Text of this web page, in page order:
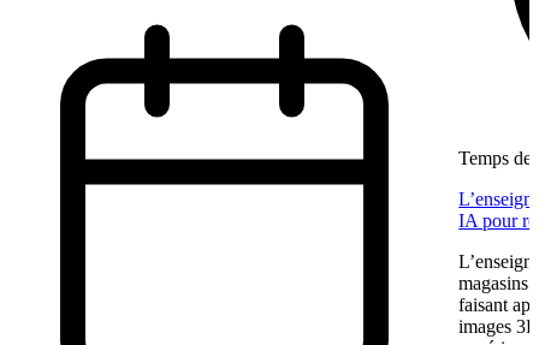
Temps de
IA pour
magasins
faisant
images